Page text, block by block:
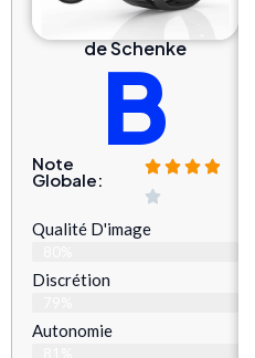
de Schenke
B
Note
Globale:
Qualité D'image
Discrétion
Autonomie